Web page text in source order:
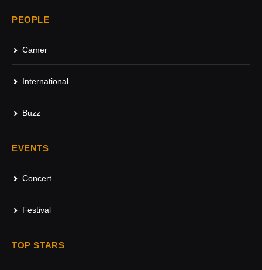
PEOPLE
Camer
International
Buzz
EVENTS
Concert
Festival
TOP STARS